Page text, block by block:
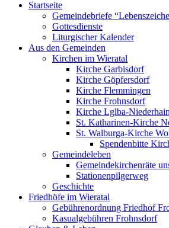
Startseite
Gemeindebriefe
Gottesdienste
Liturgischer Kalender
Aus den Gemeinden
Kirchen im Wieratal
Kirche Garbisdorf
Kirche Göpfersdorf
Kirche Flemmingen
Kirche Frohnsdorf
Kirche Lglba-Niederhain
St. Katharinen-Kirche
St. Walburga-Kirche
Spendenbitte
Gemeindeleben
Gemeindekirchenräte
Stationenpilgerweg
Geschichte
Friedhöfe im Wieratal
Gebührenordnung Friedhof
Kasualgebühren Frohnsdorf